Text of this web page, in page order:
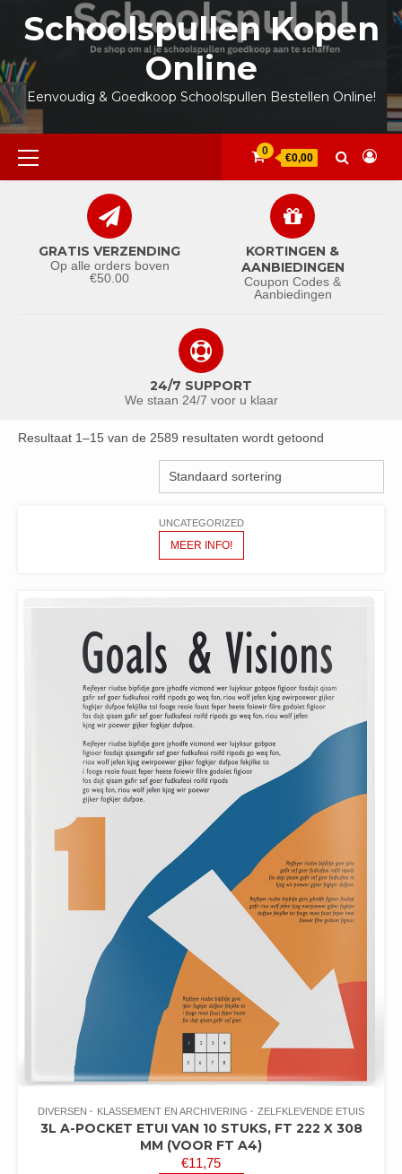
inhoud
Schoolspullen Kopen
Online
Eenvoudig & Goedkoop Schoolspullen Bestellen Online!
Primair
menu
0
€0,00
GRATIS VERZENDING
Op alle orders boven
€50.00
KORTINGEN &
AANBIEDINGEN
Coupon Codes &
Aanbiedingen
24/7 SUPPORT
We staan 24/7 voor u klaar
Resultaat 1–15 van de 2589 resultaten wordt getoond
UNCATEGORIZED
MEER INFO!
DIVERSEN KLASSEMENT EN ARCHIVERING ZELFKLEVENDE ETUIS
3L A-POCKET ETUI VAN 10 STUKS, FT 222 X 308
MM (VOOR FT A4)
€11,75